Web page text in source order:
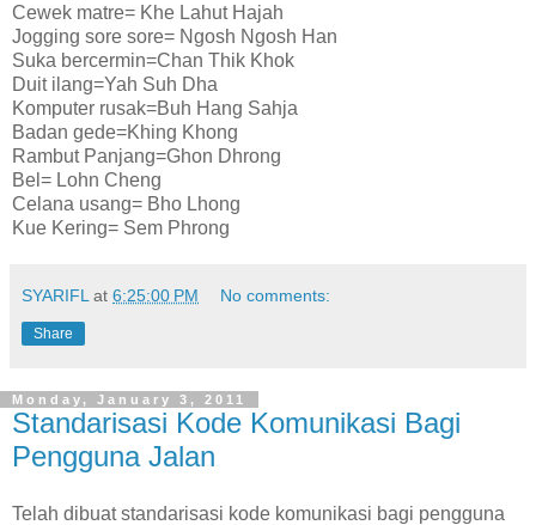
Cewek matre= Khe Lahut Hajah
Jogging sore sore= Ngosh Ngosh Han
Suka bercermin=Chan Thik Khok
Duit ilang=Yah Suh Dha
Komputer rusak=Buh Hang Sahja
Badan gede=Khing Khong
Rambut Panjang=Ghon Dhrong
Bel= Lohn Cheng
Celana usang= Bho Lhong
Kue Kering= Sem Phrong
SYARIFL at 6:25:00 PM No comments:
Share
Monday, January 3, 2011
Standarisasi Kode Komunikasi Bagi
Pengguna Jalan
Telah dibuat standarisasi kode komunikasi bagi pengguna